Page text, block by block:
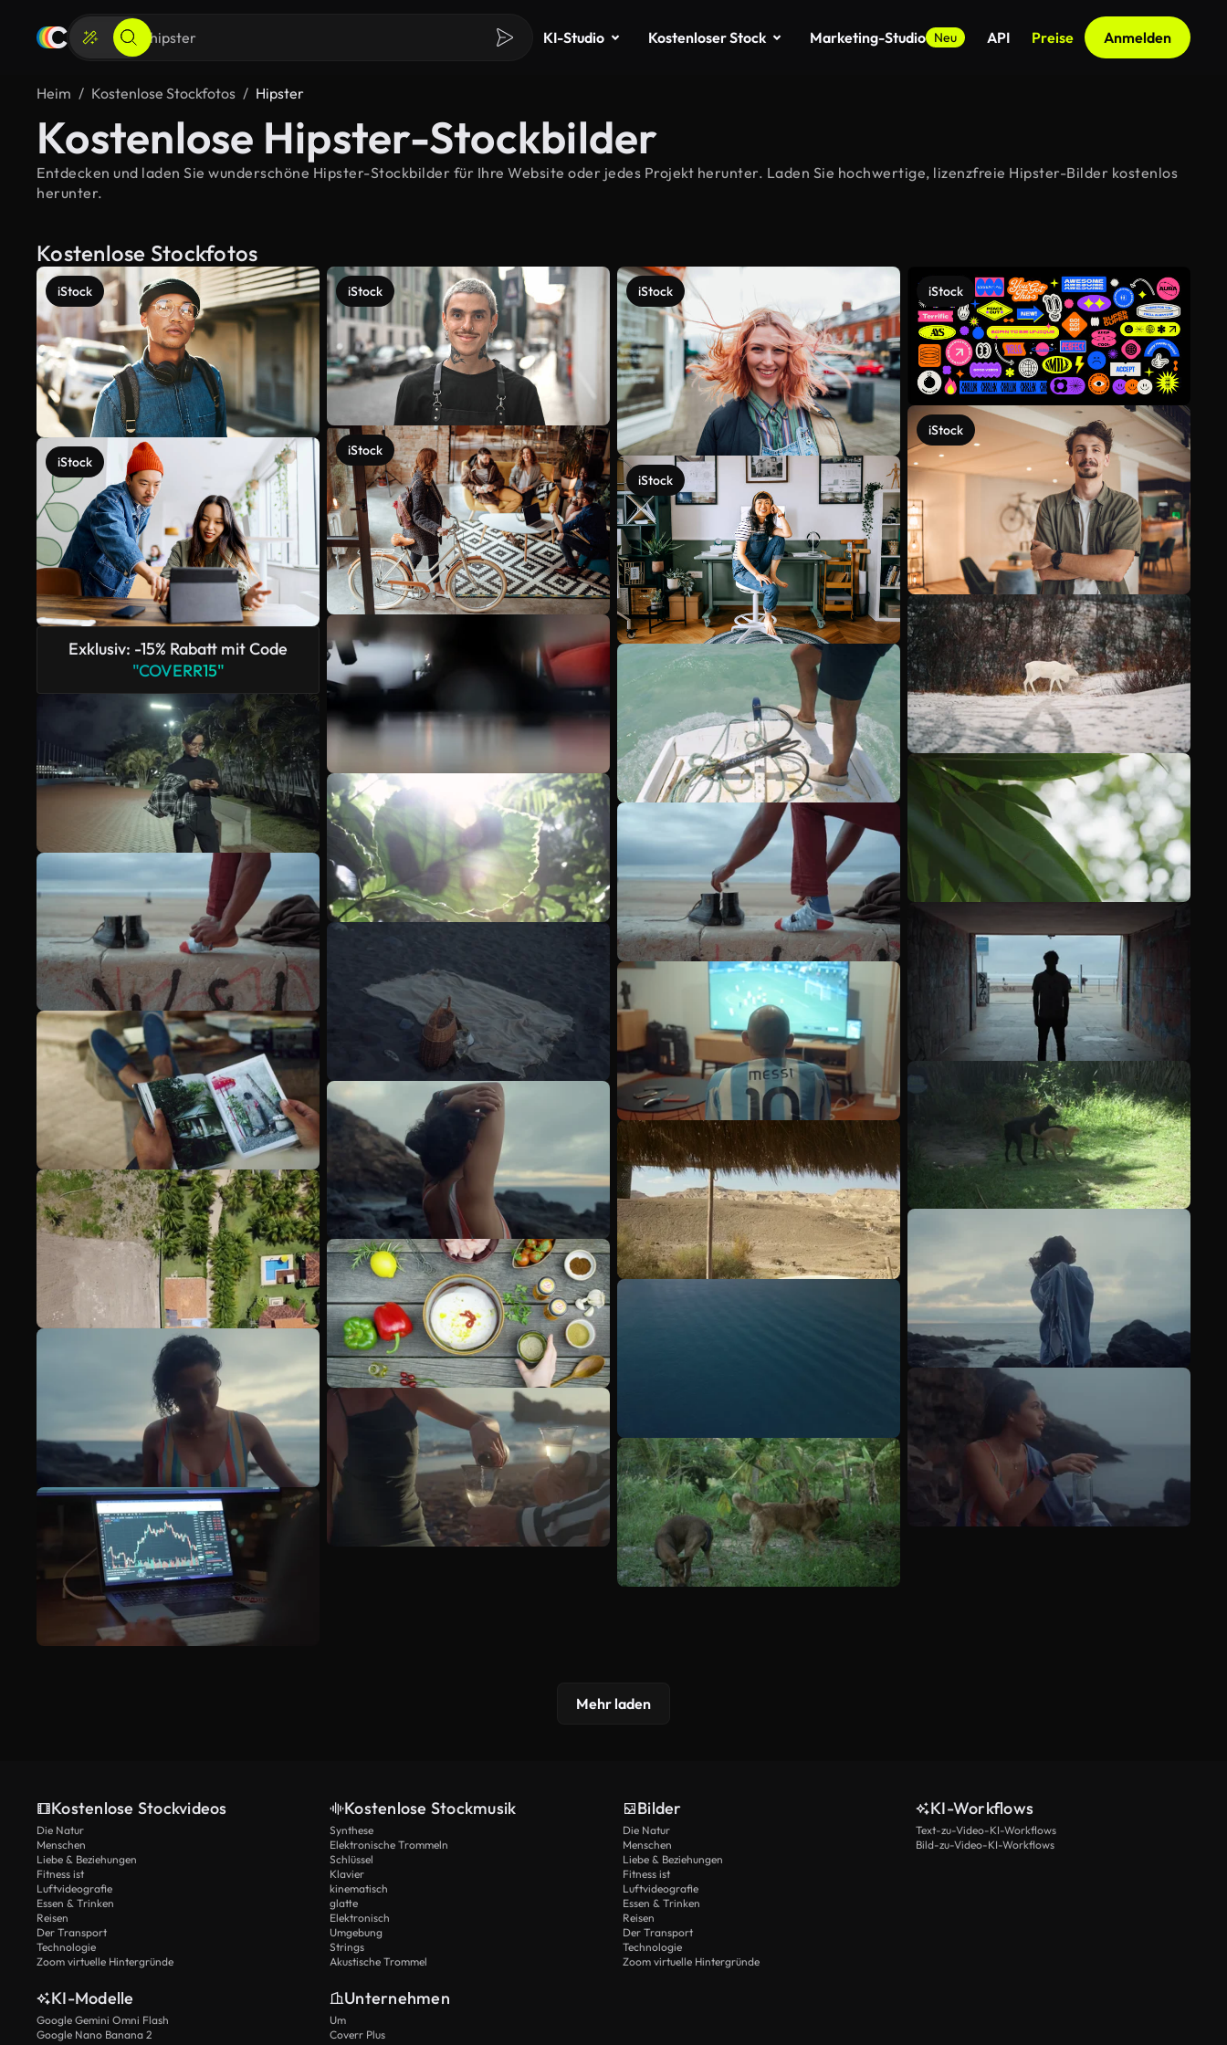
KI-Studio Kostenloser Stock Marketing-Studio Neu API Preise Anmelden
Heim Kostenlose Stockfotos Hipster
Kostenlose Hipster-Stockbilder
Entdecken und laden Sie wunderschöne Hipster-Stockbilder für Ihre Website oder jedes Projekt herunter. Laden Sie hochwertige, lizenzfreie Hipster-Bilder kostenlos
herunter.
Kostenlose Stockfotos
iStock
iStock
Exklusiv: -15% Rabatt mit Code
"COVERR15"
iStock
iStock
iStock
iStock
iStock
iStock
Mehr anzeigen
Mehr laden
Kostenlose Stockvideos
Die Natur
Menschen
Liebe & Beziehungen
Fitness ist
Luftvideografie
Essen & Trinken
Reisen
Der Transport
Technologie
Zoom virtuelle Hintergründe
Kostenlose Stockmusik
Synthese
Elektronische Trommeln
Schlüssel
Klavier
kinematisch
glatte
Elektronisch
Umgebung
Strings
Akustische Trommel
Bilder
Die Natur
Menschen
Liebe & Beziehungen
Fitness ist
Luftvideografie
Essen & Trinken
Reisen
Der Transport
Technologie
Zoom virtuelle Hintergründe
KI-Workflows
Text-zu-Video-KI-Workflows
Bild-zu-Video-KI-Workflows
KI-Modelle
Google Gemini Omni Flash
Google Nano Banana 2
Unternehmen
Um
Coverr Plus